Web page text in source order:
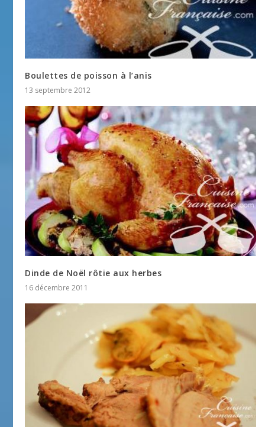
Boulettes de poisson à l’anis
13 septembre 2012
Dinde de Noël rôtie aux herbes
16 décembre 2011